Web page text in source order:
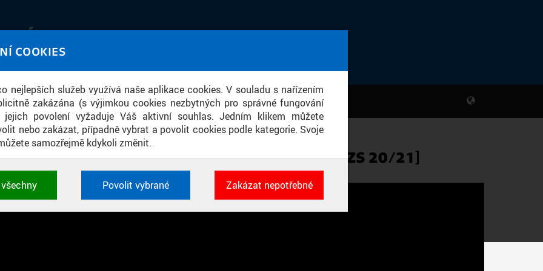
COOKIES
nejlepších služeb využívá naše aplikace cookies. V souladu s nařízením
zakázána (s výjimkou cookies nezbytných pro správné fungování
povolení vyžaduje Váš aktivní souhlas. Jedním klikem můžete
nebo zakázat, případně vybrat a povolit cookies podle kategorie. Svoje
samozřejmě kdykoli změnit.
a identifikátorů relace. Jsou nezbytné pro správné
Povolit vybrané Zakázat nepotřebné
obrazem a zvukem
ANALÝZA A TRANSFORMACE [13A, ZS 20/21]